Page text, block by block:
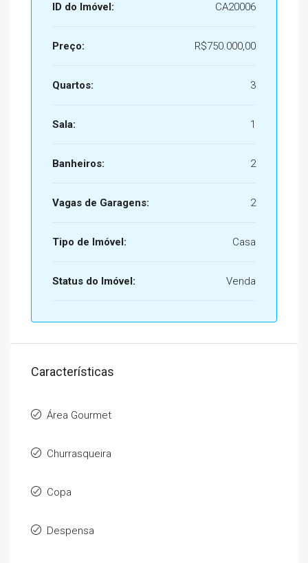
ID do Imóvel: CA20006
Preço: R$750.000,00
Quartos: 3
Sala: 1
Banheiros: 2
Vagas de Garagens: 2
Tipo de Imóvel: Casa
Status do Imóvel: Venda
Características
Área Gourmet
Churrasqueira
Copa
Despensa